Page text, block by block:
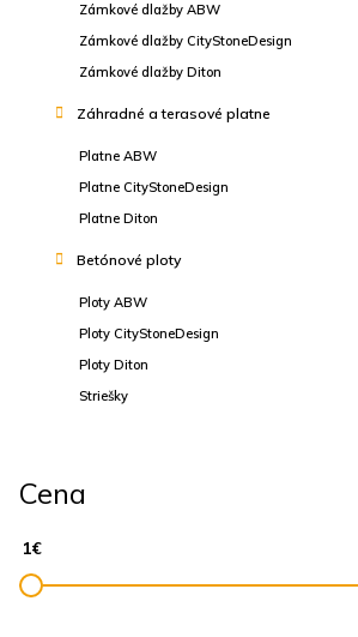
Zámkové dlažby ABW
Zámkové dlažby CityStoneDesign
Zámkové dlažby Diton
Záhradné a terasové platne
Platne ABW
Platne CityStoneDesign
Platne Diton
Betónové ploty
Ploty ABW
Ploty CityStoneDesign
Ploty Diton
Striešky
Cena